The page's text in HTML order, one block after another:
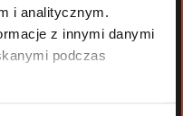
i analitycznym.
z innymi danymi
podczas
Festiv
al
App